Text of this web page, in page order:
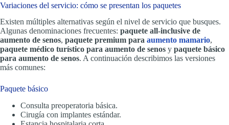
Variaciones del servicio: cómo se presentan los paquetes
Existen múltiples alternativas según el nivel de servicio que busques.
Algunas denominaciones frecuentes: paquete all-inclusive de
aumento de senos, paquete premium para aumento mamario,
paquete médico turístico para aumento de senos y paquete básico
para aumento de senos. A continuación describimos las versiones
más comunes:
Paquete básico
Consulta preoperatoria básica.
Cirugía con implantes estándar.